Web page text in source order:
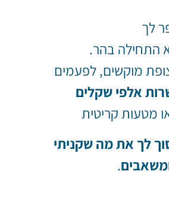
לך
התחילה בהר.
מוקשים, לפעמים
אלפי שקלים
מטעות קריטית
לך את מה שקניתי
.